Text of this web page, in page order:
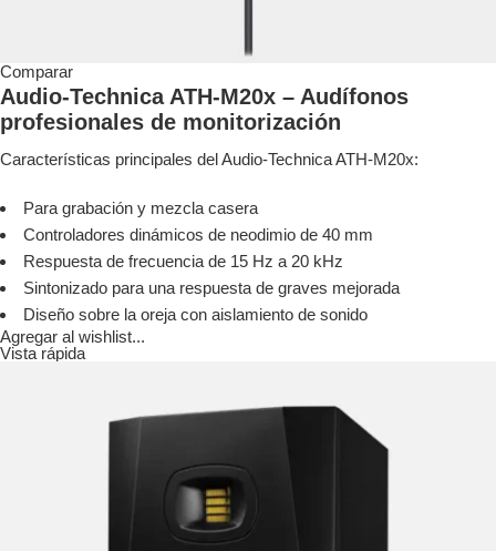
Comparar
Audio-Technica ATH-M20x – Audífonos
profesionales de monitorización
Características principales del Audio-Technica ATH-M20x:
Para grabación y mezcla casera
Controladores dinámicos de neodimio de 40 mm
Respuesta de frecuencia de 15 Hz a 20 kHz
Sintonizado para una respuesta de graves mejorada
Diseño sobre la oreja con aislamiento de sonido
Agregar al wishlist...
Vista rápida